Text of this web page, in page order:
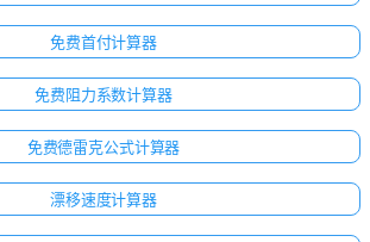
免费首付计算器
免费阻力系数计算器
免费德雷克公式计算器
漂移速度计算器